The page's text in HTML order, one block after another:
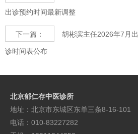
出诊预约时间最新调整
下一篇： 胡彬滨主任2026年7月出
诊时间表公布
北京郁仁存中医诊所
地址：北京市东城区东单三条8-16-101
电话：010-83227282